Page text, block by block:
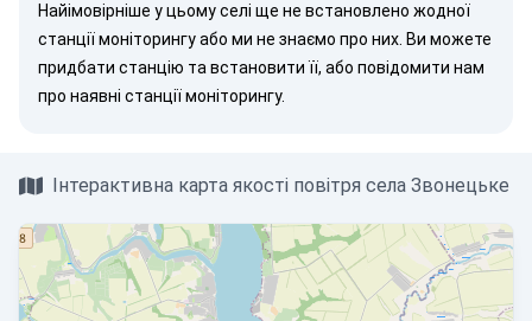
Найімовірніше у цьому селі ще не встановлено жодної
станції моніторингу або ми не знаємо про них. Ви можете
придбати станцію та встановити її, або повідомити нам
про наявні станції моніторингу.
Інтерактивна карта якості повітря села Звонецьке